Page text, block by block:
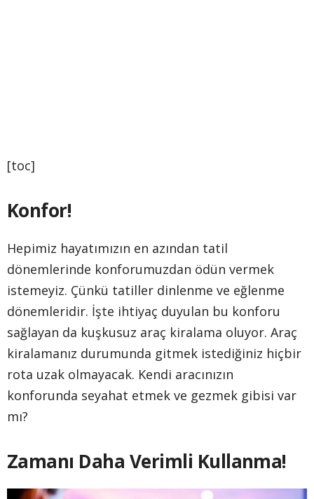
[toc]
Konfor!
Hepimiz hayatımızın en azından tatil
dönemlerinde konforumuzdan ödün vermek
istemeyiz. Çünkü tatiller dinlenme ve eğlenme
dönemleridir. İşte ihtiyaç duyulan bu konforu
sağlayan da kuşkusuz araç kiralama oluyor. Araç
kiralamanız durumunda gitmek istediğiniz hiçbir
rota uzak olmayacak. Kendi aracınızın
konforunda seyahat etmek ve gezmek gibisi var
mı?
Zamanı Daha Verimli Kullanma!